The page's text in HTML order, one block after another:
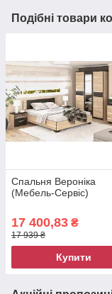
Подібні товари
Спальня Вероніка
(Мебель-Сервіс)
17 400,83 ₴
17 939 ₴
Купити